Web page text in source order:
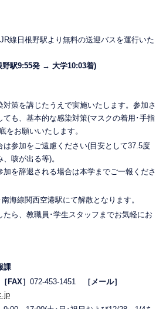
線日根野駅より無料の送迎バスを運行いた
駅9:55発 → 大学10:03着)
対策を講じたうえで実施いたします。参加さ
ても、基本的な感染対策(マスクの着用･手指
をお願いいたします。
は参加をご遠慮ください(目安として37.5度
咳が出る等)。
を辞退される場合は本学までご一報くださ
海線関西空港駅にて解散となります。
たら、教職員･学生スタッフまでお気軽にお
課
［FAX］ 072-453-1451
［メール］